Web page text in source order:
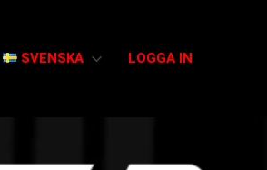
SVENSKA LOGGA IN